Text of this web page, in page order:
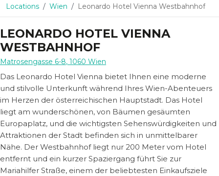
Locations Wien Leonardo Hotel Vienna Westbahnhof
LEONARDO HOTEL VIENNA
WESTBAHNHOF
Matrosengasse 6-8, 1060 Wien
Das Leonardo Hotel Vienna bietet Ihnen eine moderne
und stilvolle Unterkunft während Ihres Wien-Abenteuers
im Herzen der österreichischen Hauptstadt. Das Hotel
liegt am wunderschönen, von Bäumen gesäumten
Europaplatz, und die wichtigsten Sehenswürdigkeiten und
Attraktionen der Stadt befinden sich in unmittelbarer
Nähe. Der Westbahnhof liegt nur 200 Meter vom Hotel
entfernt und ein kurzer Spaziergang führt Sie zur
Mariahilfer Straße, einem der beliebtesten Einkaufsziele